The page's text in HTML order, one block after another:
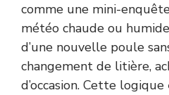
comme une mini-
météo chaude ou
d’une nouvelle poule
changement de litière,
d’occasion. Cette logique